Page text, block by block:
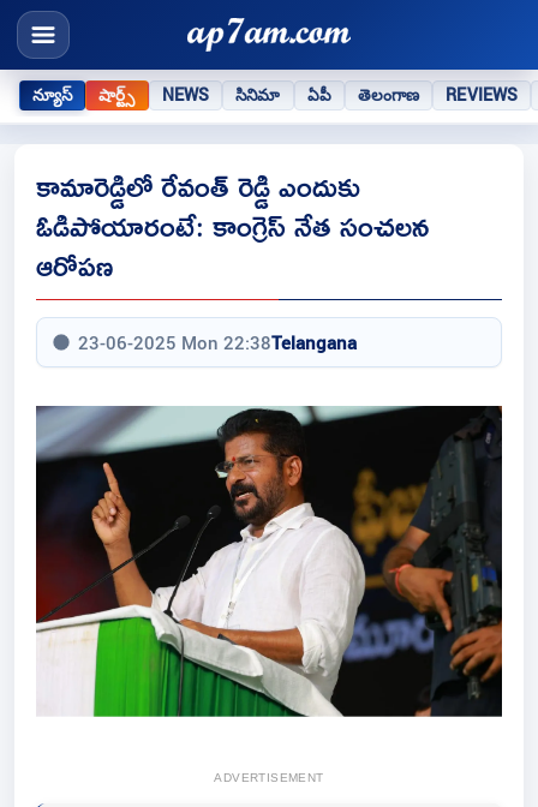
న్యూస్ షార్ట్స్ NEWS సినిమా ఏపీ తెలంగాణ REVIEWS
కామారెడ్డిలో రేవంత్ రెడ్డి ఎందుకు
ఓడిపోయారంటే: కాంగ్రెస్ నేత సంచలన
ఆరోపణ
23-06-2025 Mon 22:38Telangana
ADVERTISEMENT